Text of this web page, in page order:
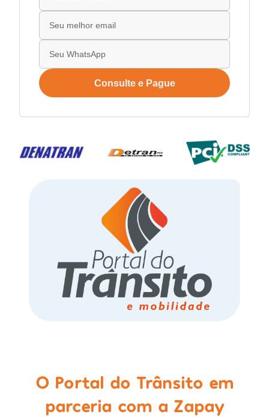
Consulte e Pague
O Portal do Trânsito em
parceria com a Zapay